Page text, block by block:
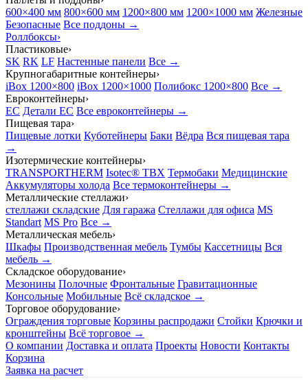
600×400 мм 800×600 мм 1200×800 мм 1200×1000 мм Железные
Безопасные Все поддоны →
Роллбоксы›
Пластиковые›
SK RK LF Настенные панели Все →
Крупногабаритные контейнеры›
iBox 1200×800 iBox 1200×1000 Полибокс 1200×800 Все →
Евроконтейнеры›
EC Детали EC Все евроконтейнеры →
Пищевая тара›
Пищевые лотки Куботейнеры Баки Вёдра Вся пищевая тара
→
Изотермические контейнеры›
TRANSPORTHERM Isotec® TBX Термобаки Медицинские
Аккумуляторы холода Все термоконтейнеры →
Металлические стеллажи›
стеллажи складские Для гаража Стеллажи для офиса MS
Standart MS Pro Все →
Металлическая мебель›
Шкафы Производственная мебель Тумбы Кассетницы Вся
мебель →
Складское оборудование›
Мезонины Полочные Фронтальные Гравитационные
Консольные Мобильные Всё складское →
Торговое оборудование›
Ограждения торговые Корзины распродажи Стойки Крючки и
кронштейны Всё торговое →
О компании Доставка и оплата Проекты Новости Контакты
Корзина
Заявка на расчет